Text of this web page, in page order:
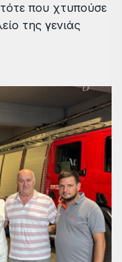
που χτυπούσε
της γενιάς